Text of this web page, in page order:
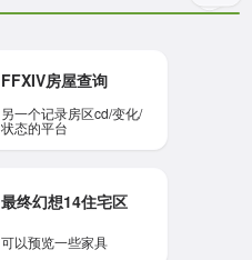
FFXIV房屋查询
另一个记录房区cd/变化/
状态的平台
最终幻想14住宅区
可以预览一些家具